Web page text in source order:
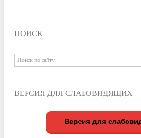
ПОИСК
ВЕРСИЯ ДЛЯ СЛАБОВИДЯЩИХ
Версия для